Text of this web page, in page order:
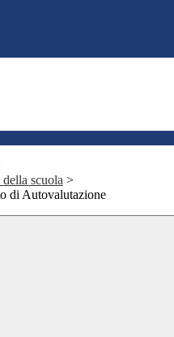
scuola >
di Autovalutazione